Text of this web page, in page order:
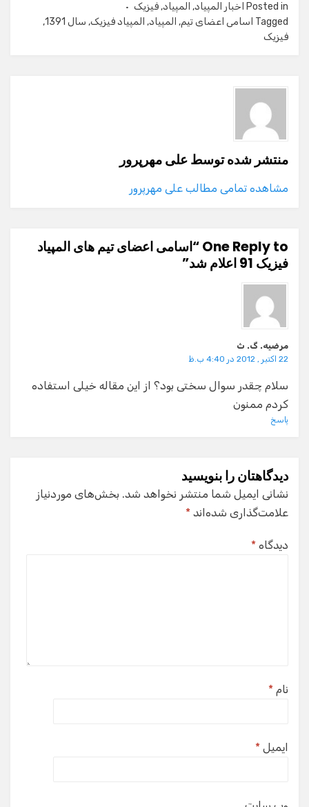
Posted in اخبار المپیاد, المپیاد, فیزیک
Tagged اسامی اعضای تیم, المپیاد, المپیاد فیزیک, سال 1391
,
فیزیک
منتشر شده توسطعلی مهرپرور
مشاهده تمامی مطالب علی مهرپرور
One Reply to “اسامی اعضای تیم های المپیاد
فیزیک 91 اعلام شد”
مرضیه. گ. ث
22 اکتبر , 2012 در 4:40 ب.ظ
سلام چقدر سوال سختی بود؟ از این مقاله خیلی استفاده
کردم ممنون
پاسخ
دیدگاهتان را بنویسید
نشانی ایمیل شما منتشر نخواهد شد. بخش‌های موردنیاز
علامت‌گذاری شده‌اند *
دیدگاه *
نام *
ایمیل *